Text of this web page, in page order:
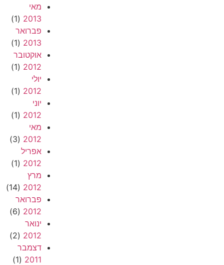
מאי
2013
(1)
פברואר
2013
(1)
אוקטובר
2012
(1)
יולי
2012
(1)
יוני
2012
(1)
מאי
2012
(3)
אפריל
2012
(1)
מרץ
2012
(14)
פברואר
2012
(6)
ינואר
2012
(2)
דצמבר
2011
(1)